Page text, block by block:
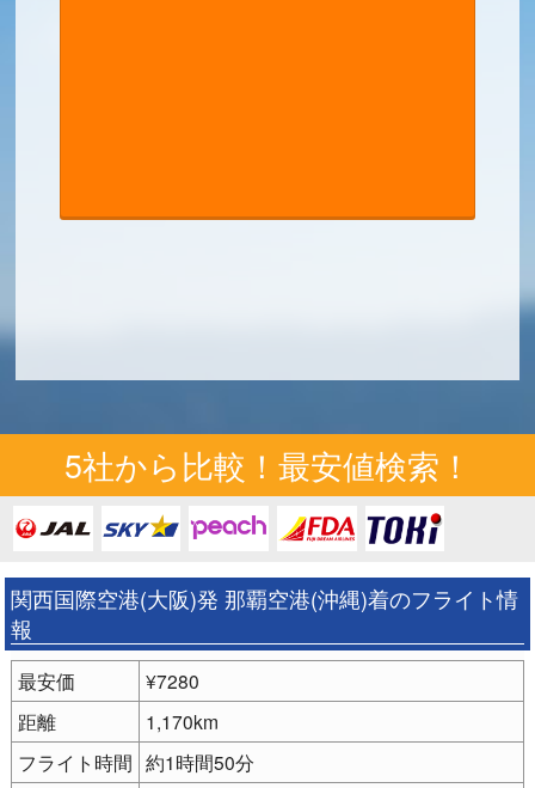
5社から比較！最安値検索！
関西国際空港(大阪)発 那覇空港(沖縄)着のフライト情
報
最安価
¥7280
距離
1,170km
フライト時間 約1時間50分